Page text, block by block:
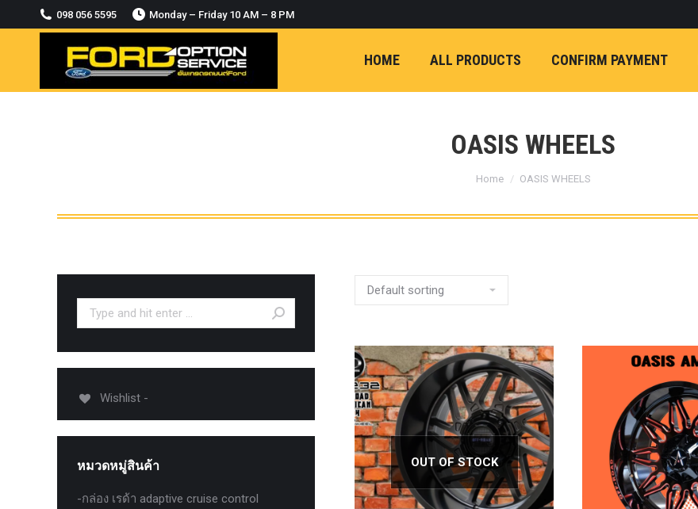
098 056 5595 Monday – Friday 10 AM – 8 PM
HOME ALL PRODUCTS CONFIRM PAYMENT
OASIS WHEELS
You are here:
Home OASIS WHEELS
OUT OF STOCK
Search:
Wishlist -
หมวดหมู่สินค้า
-กล่อง เรด้า adaptive cruise control
MODULE CCM. ระบบ Adaptive For Ford
ranger Everest 2015-2018
OASIS WHEELS
ROLLER LID HAMER
TRAILER BALL
ULTIMATE SHACKLES
Uncategorized
USB TypeA และ TypeC แท้ตรงรุ่น
VCM 2 license แท้ 1 ปี •• FOR FORD
MAZDA •• IDS.
Raptor 2011-2021
กระจกมองข้าง F-150 USA สำหรับ
หน้า กล้องถอยหลัง การ์ดมอเตอร์พว
FORD RANGER NEXTGEN 2022
OPTION 4WD
1 นิ้ว (25mm) สี
เหลือง
ปรับองศา
ตรงรุ่น -FORD
รุ่น -ISUZU V-CROSS
ON)
ตรงรุ่น -MAZDA
PRO (2012-ON)ตรง
TOYOTA VIGO ปีกนกปรั
4WD ขาวฝาแดง ปีกนกปรับอง
4WD ดำฝาแดง ปีกนกปรับองศ
ฟ้าฝาแดง
ปีกนกปรับองศ